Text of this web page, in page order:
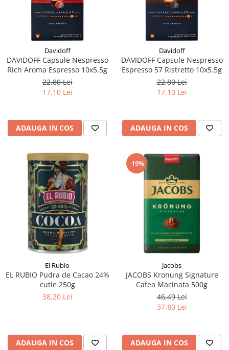
Davidoff
DAVIDOFF Capsule Nespresso
Rich Aroma Espresso 10x5.5g
22,80 Lei
17,10 Lei
ADAUGA IN COS
Davidoff
DAVIDOFF Capsule Nespresso
Espresso 57 Ristretto 10x5.5g
22,80 Lei
17,10 Lei
ADAUGA IN COS
El Rubio
EL RUBIO Pudra de Cacao 24%
cutie 250g
38,20 Lei
ADAUGA IN COS
-19%
Jacobs
JACOBS Kronung Signature
Cafea Macinata 500g
46,49 Lei
37,80 Lei
ADAUGA IN COS